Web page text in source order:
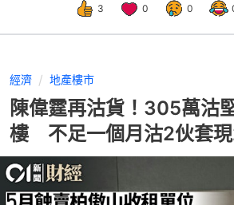
3 0 0
經濟 地產樓市
陳偉霆再沽貨！305萬沽
樓 不足一個月沽2伙套